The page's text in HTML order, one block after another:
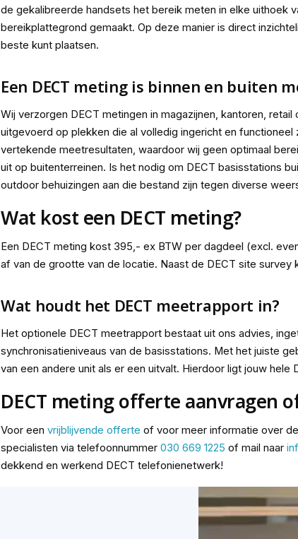
de gekalibreerde handsets het bereik meten in elke uithoek
bereikplattegrond gemaakt. Op deze manier is direct
beste kunt plaatsen.
Een DECT meting is binnen en buiten
Wij verzorgen DECT metingen in magazijnen, kantoren,
uitgevoerd op plekken die al volledig ingericht en
vertekende meetresultaten, waardoor wij geen optimaal
uit op buitenterreinen. Is het nodig om DECT basisstations
outdoor behuizingen aan die bestand zijn tegen diverse
Wat kost een DECT meting?
Een DECT meting kost 395,- ex BTW per dagdeel (excl.
af van de grootte van de locatie. Naast de DECT site
Wat houdt het DECT meetrapport in?
Het optionele DECT meetrapport bestaat uit ons advies,
synchronisatieniveaus van de basisstations. Met het juiste
van een andere unit als er een uitvalt. Hierdoor ligt jouw
DECT meting offerte aanvragen
Voor een vrijblijvende offerte of voor meer informatie over
specialisten via telefoonnummer 030 669 1225 of mail naar
dekkend en werkend DECT telefonienetwerk!